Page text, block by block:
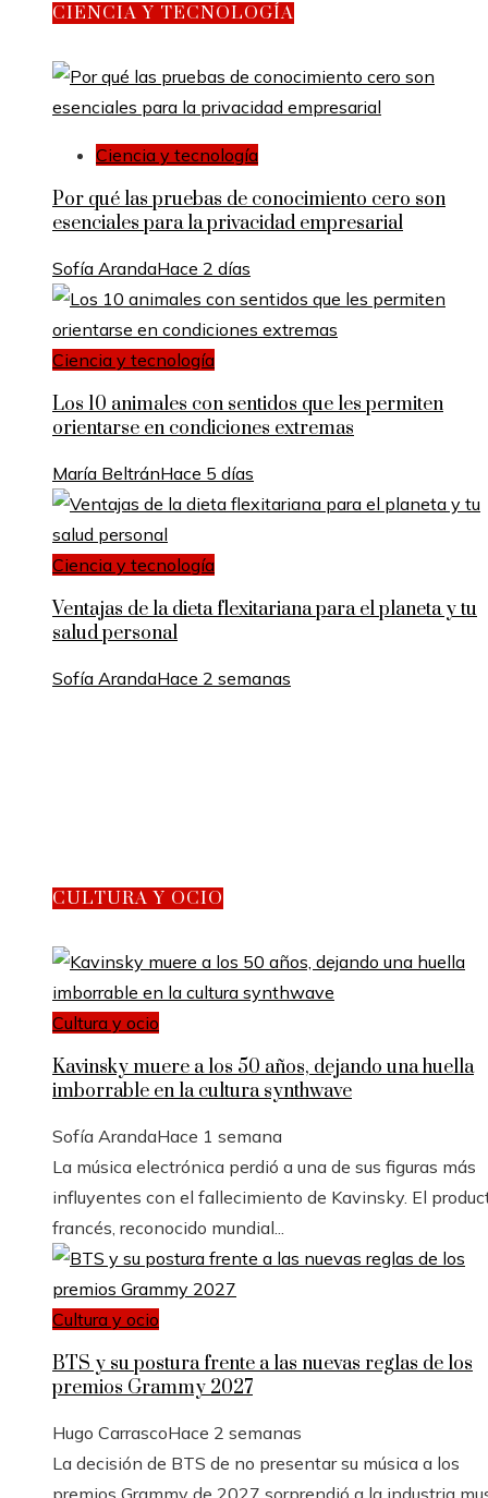
CIENCIA Y TECNOLOGÍA
Ciencia y tecnología
Por qué las pruebas de conocimiento cero son
esenciales para la privacidad empresarial
Sofía ArandaHace 2 días
Ciencia y tecnología
Los 10 animales con sentidos que les permiten
orientarse en condiciones extremas
María BeltránHace 5 días
Ciencia y tecnología
Ventajas de la dieta flexitariana para el planeta y tu
salud personal
Sofía ArandaHace 2 semanas
CULTURA Y OCIO
Cultura y ocio
Kavinsky muere a los 50 años, dejando una huella
imborrable en la cultura synthwave
Sofía ArandaHace 1 semana
La música electrónica perdió a una de sus figuras más
influyentes con el fallecimiento de Kavinsky. El
francés, reconocido mundial...
Cultura y ocio
BTS y su postura frente a las nuevas reglas de los
premios Grammy 2027
Hugo CarrascoHace 2 semanas
La decisión de BTS de no presentar su música a los